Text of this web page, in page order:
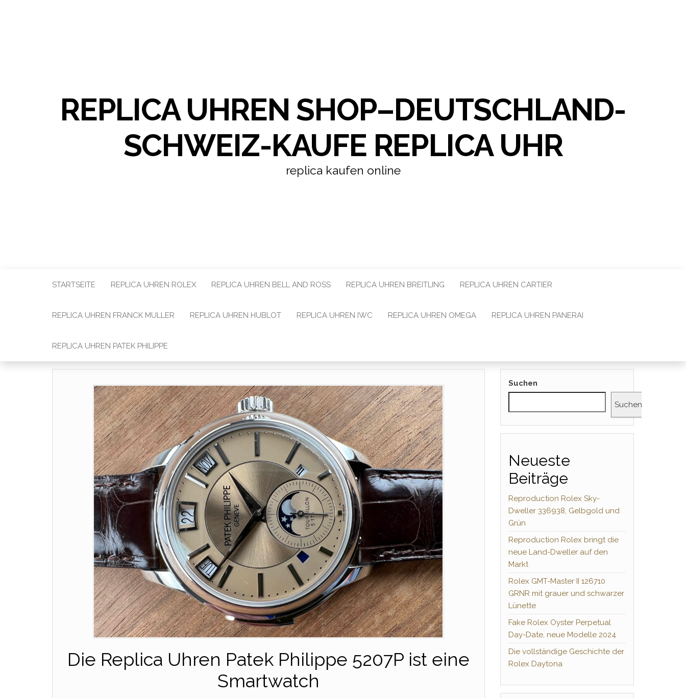
REPLICA UHREN SHOP–DEUTSCHLAND-
SCHWEIZ-KAUFE REPLICA UHR
replica kaufen online
STARTSEITE REPLICA UHREN ROLEX REPLICA UHREN BELL AND ROSS REPLICA UHREN BREITLING REPLICA UHREN CARTIER
REPLICA UHREN FRANCK MULLER REPLICA UHREN HUBLOT REPLICA UHREN IWC REPLICA UHREN OMEGA REPLICA UHREN PANERAI
REPLICA UHREN PATEK PHILIPPE
Die Replica Uhren Patek Philippe 5207P ist eine
Smartwatch
Suchen
Suchen
Neueste
Beiträge
Reproduction Rolex Sky-
Dweller 336938, Gelbgold und
Grün
Reproduction Rolex bringt die
neue Land-Dweller auf den
Markt
Rolex GMT-Master II 126710
GRNR mit grauer und schwarzer
Lünette
Fake Rolex Oyster Perpetual
Day-Date, neue Modelle 2024
Die vollständige Geschichte der
Rolex Daytona